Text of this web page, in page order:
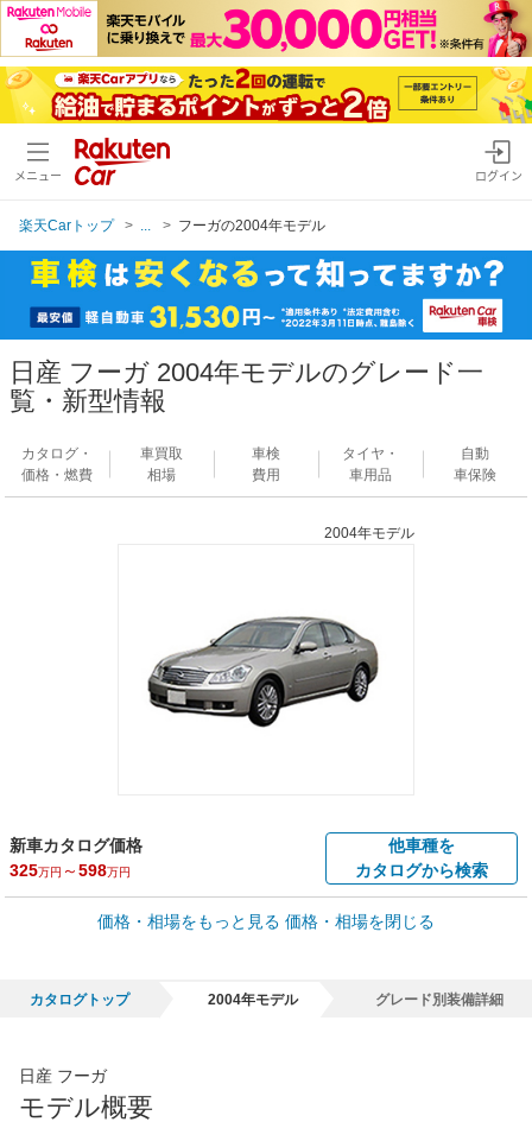
メニュー ログイン
楽天Carトップ フーガの2004年モデル
日産 フーガ 2004年モデルのグレード一
覧・新型情報
カタログ・
価格・燃費
車買取
相場
車検
費用
タイヤ・
車用品
自動
車保険
2004年モデル
新車カタログ価格
325万円 ～598万円
他車種を
カタログから検索
車買取価格 *
車買取相場
*当該価格は車種別の価格となります。
価格・相場をもっと見る 価格・相場を閉じる
カタログトップ 2004年モデル グレード別装備詳細
日産 フーガ
モデル概要